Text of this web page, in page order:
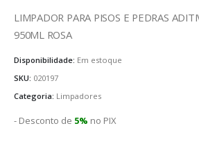
LIMPADOR PARA PISOS E PEDRAS
950ML ROSA
Disponibilidade: Em estoque
SKU: 020197
Categoria: Limpadores
- Desconto de 5% no PIX